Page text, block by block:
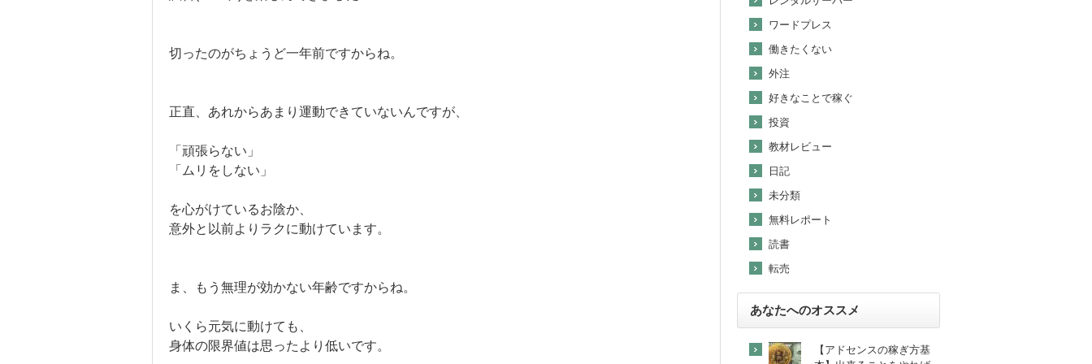
切ったのがちょうど一年前ですからね。
正直、あれからあまり運動できていないんですが、
「頑張らない」
「ムリをしない」
を心がけているお陰か、
意外と以前よりラクに動けています。
ま、もう無理が効かない年齢ですからね。
いくら元気に動けても、
身体の限界値は思ったより低いです。
ワードプレス
働きたくない
外注
好きなことで稼ぐ
投資
教材レビュー
日記
未分類
無料レポート
読書
転売
あなたへのオススメ
【アドセンスの稼ぎ方基